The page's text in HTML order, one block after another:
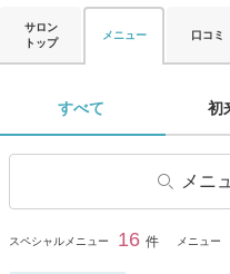
サロン
トップ
メニュー 口コミ
すべて 初
メニ
ヘアカット
スペシャルメニュー 16 件 メニュー